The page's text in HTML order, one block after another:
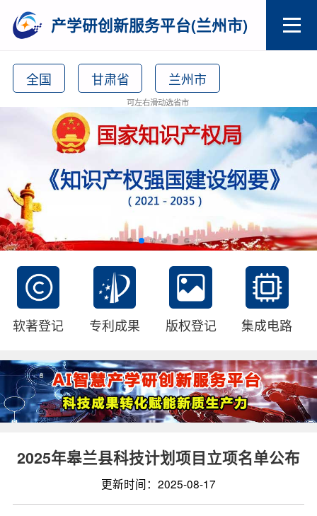
产学研创新服务平台(兰州市)
全国 甘肃省 兰州市
可左右滑动选省市
软著登记 专利成果 版权登记 集成电路
2025年皋兰县科技计划项目立项名单公布
更新时间：2025-08-17